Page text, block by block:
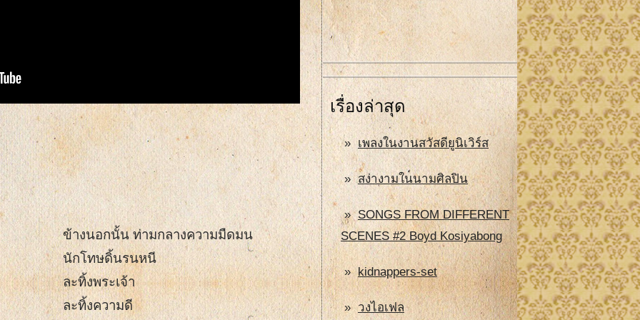
เรื่องล่าสุด
เพลงในงานสวัสดียูนิเวิร์ส
สง่างามในนามศิลปิน
SONGS FROM DIFFERENT
SCENES #2 Boyd Kosiyabong
kidnappers-set
วงไอเฟล
ข้างนอกนั้น ท่ามกลางความมืดมน
นักโทษดิ้นรนหนี
ละทิ้งพระเจ้า
ละทิ้งความดี